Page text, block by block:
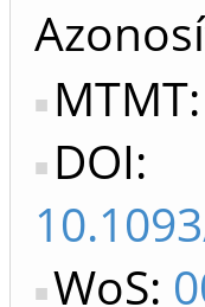
DOI:
WoS: